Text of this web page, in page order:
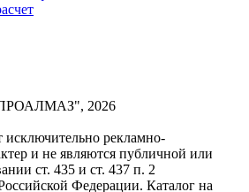
2026
исключительно рекламно-
и не являются публичной или
ст. 435 и ст. 437 п. 2
Федерации. Каталог на